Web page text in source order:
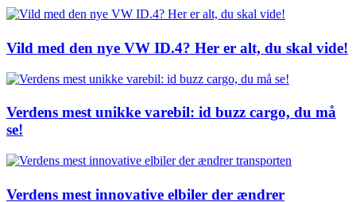
Vild med den nye VW ID.4? Her er alt, du skal vide!
Verdens mest unikke varebil: id buzz cargo, du må
se!
Verdens mest innovative elbiler der ændrer